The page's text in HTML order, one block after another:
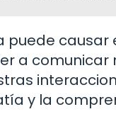
puede causar
a comunicar
y la